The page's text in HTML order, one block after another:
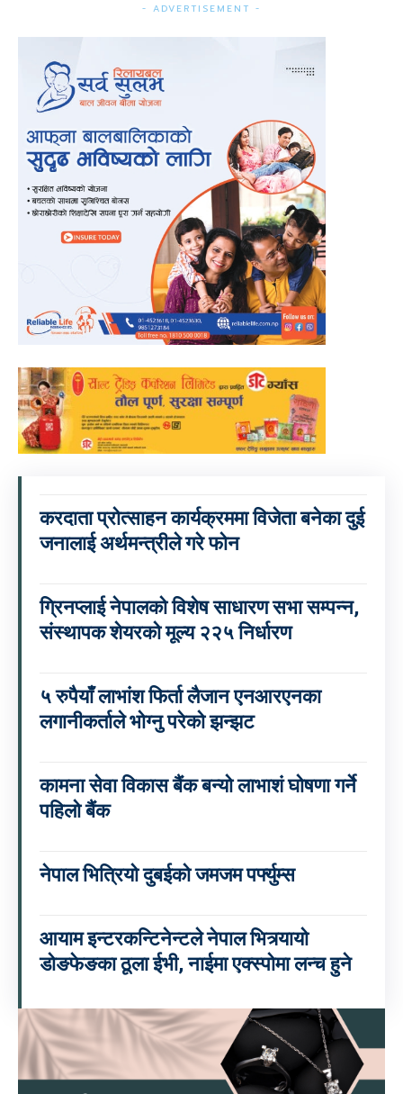
- ADVERTISEMENT -
करदाता प्रोत्साहन कार्यक्रममा विजेता बनेका दुई
जनालाई अर्थमन्त्रीले गरे फोन
ग्रिनप्लाई नेपालको विशेष साधारण सभा सम्पन्न,
संस्थापक शेयरको मूल्य २२५ निर्धारण
५ रुपैयाँ लाभांश फिर्ता लैजान एनआरएनका
लगानीकर्ताले भोग्नु परेको झन्झट
कामना सेवा विकास बैंक बन्यो लाभाशं घोषणा गर्ने
पहिलो बैंक
नेपाल भित्रियो दुबईको जमजम पर्फ्युम्स
आयाम इन्टरकन्टिनेन्टले नेपाल भित्र्यायो
डोङफेङका ठूला ईभी, नाईमा एक्स्पोमा लन्च हुने